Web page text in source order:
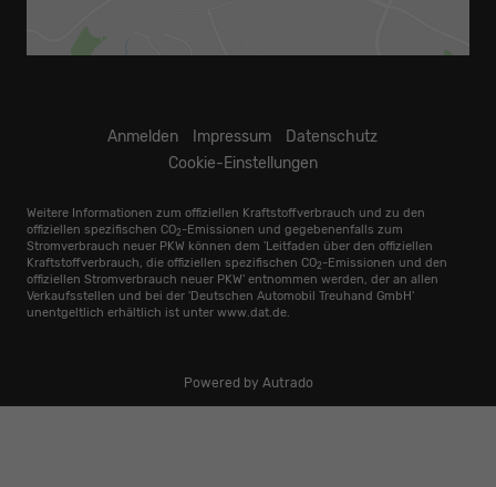
Anmelden Impressum
Datenschutz
Cookie-Einstellungen
Weitere Informationen zum offiziellen Kraftstoffverbrauch und zu den
offiziellen spezifischen CO2 -Emissionen und gegebenenfalls zum
Stromverbrauch neuer PKW können dem 'Leitfaden über den offiziellen
Kraftstoffverbrauch, die offiziellen spezifischen CO2 -Emissionen und den
offiziellen Stromverbrauch neuer PKW' entnommen werden, der an allen
Verkaufsstellen und bei der 'Deutschen Automobil Treuhand GmbH'
unentgeltlich erhältlich ist unter www.dat.de.
Powered by Autrado